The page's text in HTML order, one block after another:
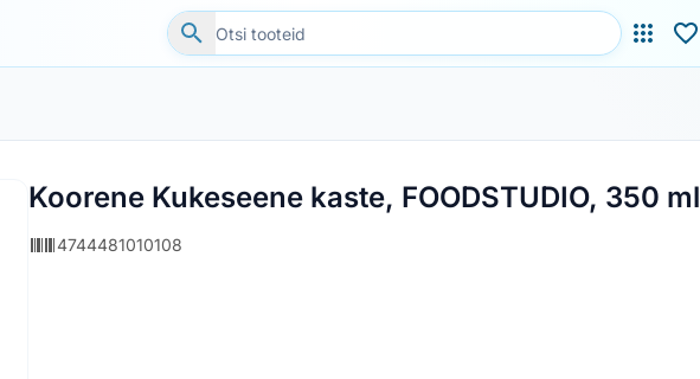
Koorene Kukeseene kaste, FOODSTUDIO, 350 ml
4744481010108